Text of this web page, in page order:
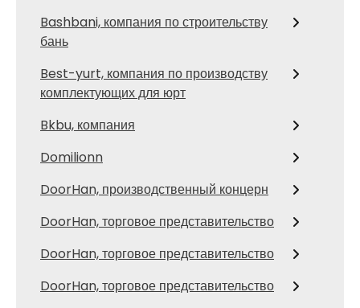
Bashbani, компания по строительству
бань
Best-yurt, компания по производству
комплектующих для юрт
Bkbu, компания
Domilionn
DoorHan, производственный концерн
DoorHan, торговое представительство
DoorHan, торговое представительство
DoorHan, торговое представительство